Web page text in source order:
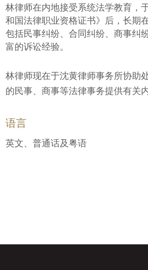
林律师在内地接受系统法学教育，
和国法律职业资格证书》后，长期
包括民事纠纷、合同纠纷、商事纠
富的诉讼经验。
林律师现在于沈黄律师事务所协助
的民事、商事等法律事务提供有关
语言
英文、普通话及粤语